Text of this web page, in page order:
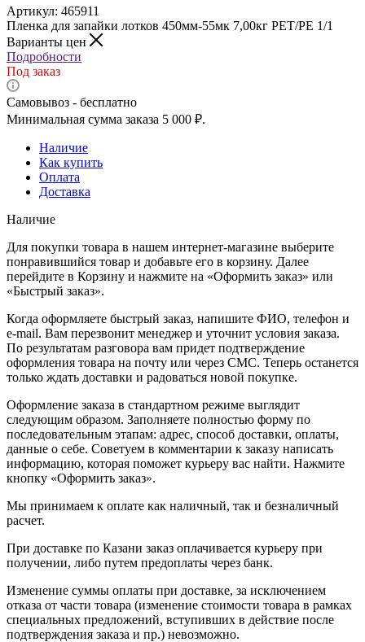
Артикул: 465911
Пленка для запайки лотков 450мм-55мк 7,00кг РЕТ/PE 1/1
Варианты цен
Подробности
Под заказ
Самовывоз - бесплатно
Минимальная сумма заказа 5 000 ₽.
Наличие
Как купить
Оплата
Доставка
Наличие
Для покупки товара в нашем интернет-магазине выберите
понравившийся товар и добавьте его в корзину. Далее
перейдите в Корзину и нажмите на «Оформить заказ» или
«Быстрый заказ».
Когда оформляете быстрый заказ, напишите ФИО, телефон и
e-mail. Вам перезвонит менеджер и уточнит условия заказа.
По результатам разговора вам придет подтверждение
оформления товара на почту или через СМС. Теперь останется
только ждать доставки и радоваться новой покупке.
Оформление заказа в стандартном режиме выглядит
следующим образом. Заполняете полностью форму по
последовательным этапам: адрес, способ доставки, оплаты,
данные о себе. Советуем в комментарии к заказу написать
информацию, которая поможет курьеру вас найти. Нажмите
кнопку «Оформить заказ».
Мы принимаем к оплате как наличный, так и безналичный
расчет.
При доставке по Казани заказ оплачивается курьеру при
получении, либо путем предоплаты через банк.
Изменение суммы оплаты при доставке, за исключением
отказа от части товара (изменение стоимости товара в рамках
специальных предложений, вступивших в действие после
подтверждения заказа и пр.) невозможно.